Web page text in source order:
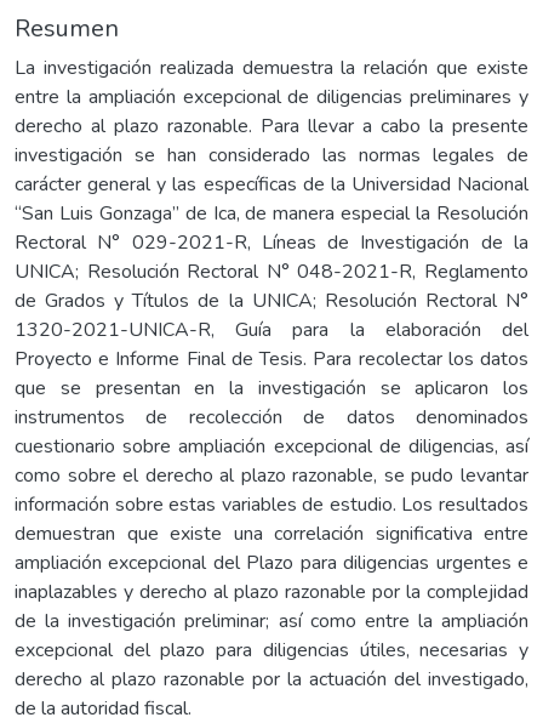
Resumen
La investigación realizada demuestra la relación que existe
entre la ampliación excepcional de diligencias preliminares y
derecho al plazo razonable. Para llevar a cabo la presente
investigación se han considerado las normas legales de
carácter general y las específicas de la Universidad Nacional
“San Luis Gonzaga” de Ica, de manera especial la Resolución
Rectoral N° 029-2021-R, Líneas de Investigación de la
UNICA; Resolución Rectoral N° 048-2021-R, Reglamento
de Grados y Títulos de la UNICA; Resolución Rectoral N°
1320-2021-UNICA-R, Guía para la elaboración del
Proyecto e Informe Final de Tesis. Para recolectar los datos
que se presentan en la investigación se aplicaron los
instrumentos de recolección de datos denominados
cuestionario sobre ampliación excepcional de diligencias, así
como sobre el derecho al plazo razonable, se pudo levantar
información sobre estas variables de estudio. Los resultados
demuestran que existe una correlación significativa entre
ampliación excepcional del Plazo para diligencias urgentes e
inaplazables y derecho al plazo razonable por la complejidad
de la investigación preliminar; así como entre la ampliación
excepcional del plazo para diligencias útiles, necesarias y
derecho al plazo razonable por la actuación del investigado,
de la autoridad fiscal.